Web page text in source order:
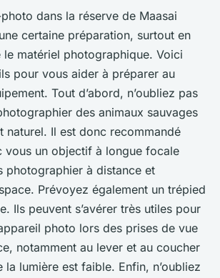
dans la réserve de Maasai
certaine préparation, surtout en
matériel photographique. Voici
pour vous aider à préparer au
Tout d’abord, n’oubliez pas
des animaux sauvages
naturel. Il est donc recommandé
vous un objectif à longue focale
photographier à distance et
Prévoyez également un trépied
Ils peuvent s’avérer très utiles pour
photo lors des prises de vue
notamment au lever et au coucher
la lumière est faible. Enfin, n’oubliez